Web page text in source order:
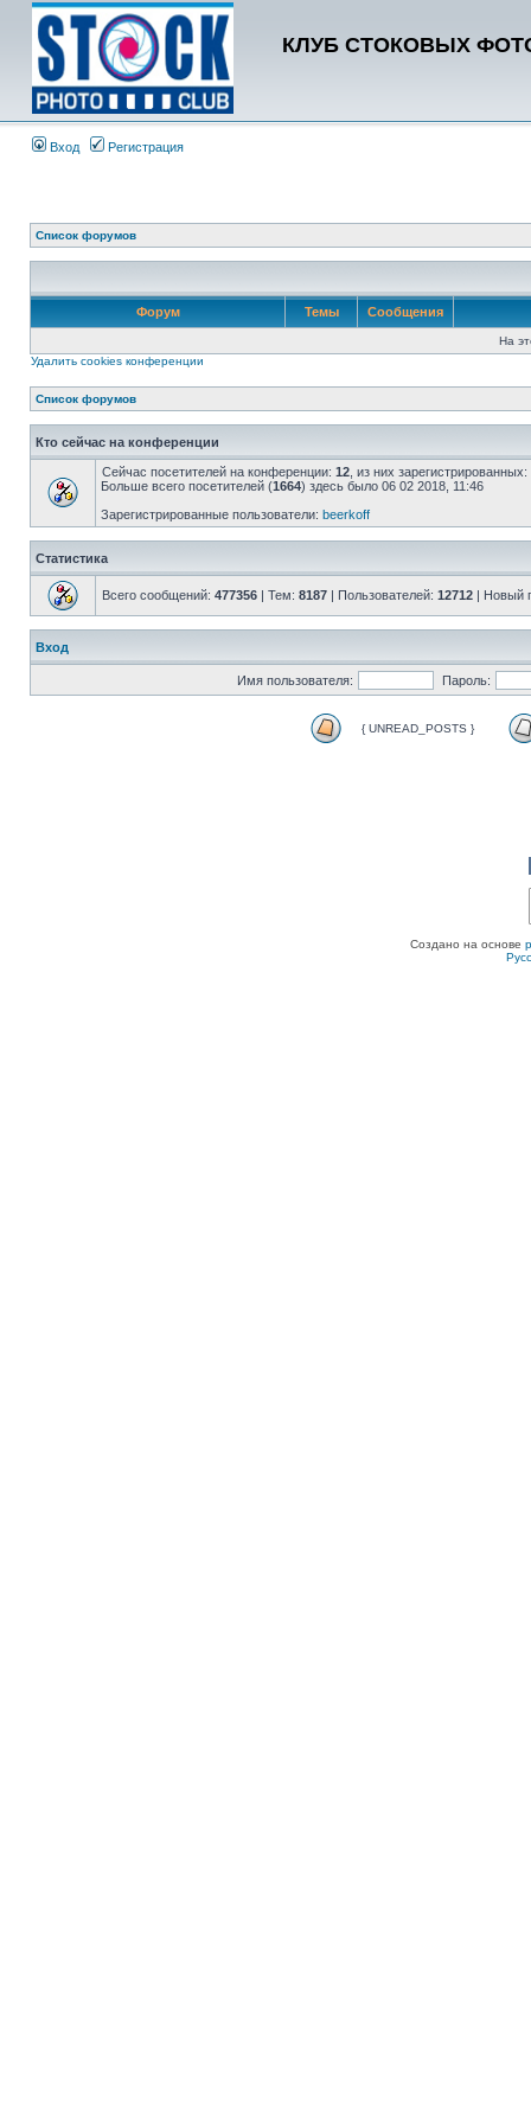
КЛУБ СТОКОВЫХ
Вход Регистрация
Список форумов
Форум Темы Сообщения
На
Удалить cookies конференции
Список форумов
Кто сейчас на конференции
Сейчас посетителей на конференции: 12 , из них
Больше всего посетителей (1664) здесь было 06 02 2018, 11:46
Зарегистрированные пользователи: beerkoff
Статистика
Всего сообщений: 477356 | Тем: 8187 | Пользователей: 12712 | Новый
Вход
Имя пользователя: Пароль:
{ UNREAD_POSTS }
Создано на основе